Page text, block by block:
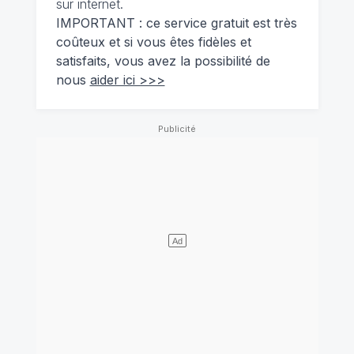
sur internet.
IMPORTANT : ce service gratuit est très
coûteux et si vous êtes fidèles et
satisfaits, vous avez la possibilité de
nous aider ici >>>